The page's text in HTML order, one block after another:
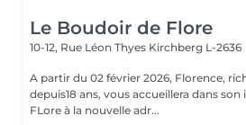
Le Boudoir de Flore
10-12, Rue Léon Thyes Kirchberg L-2636
A partir du 02 février 2026, Florence, riche de son expérience
depuis18 ans, vous accueillera dans
FLore à la nouvelle adr...